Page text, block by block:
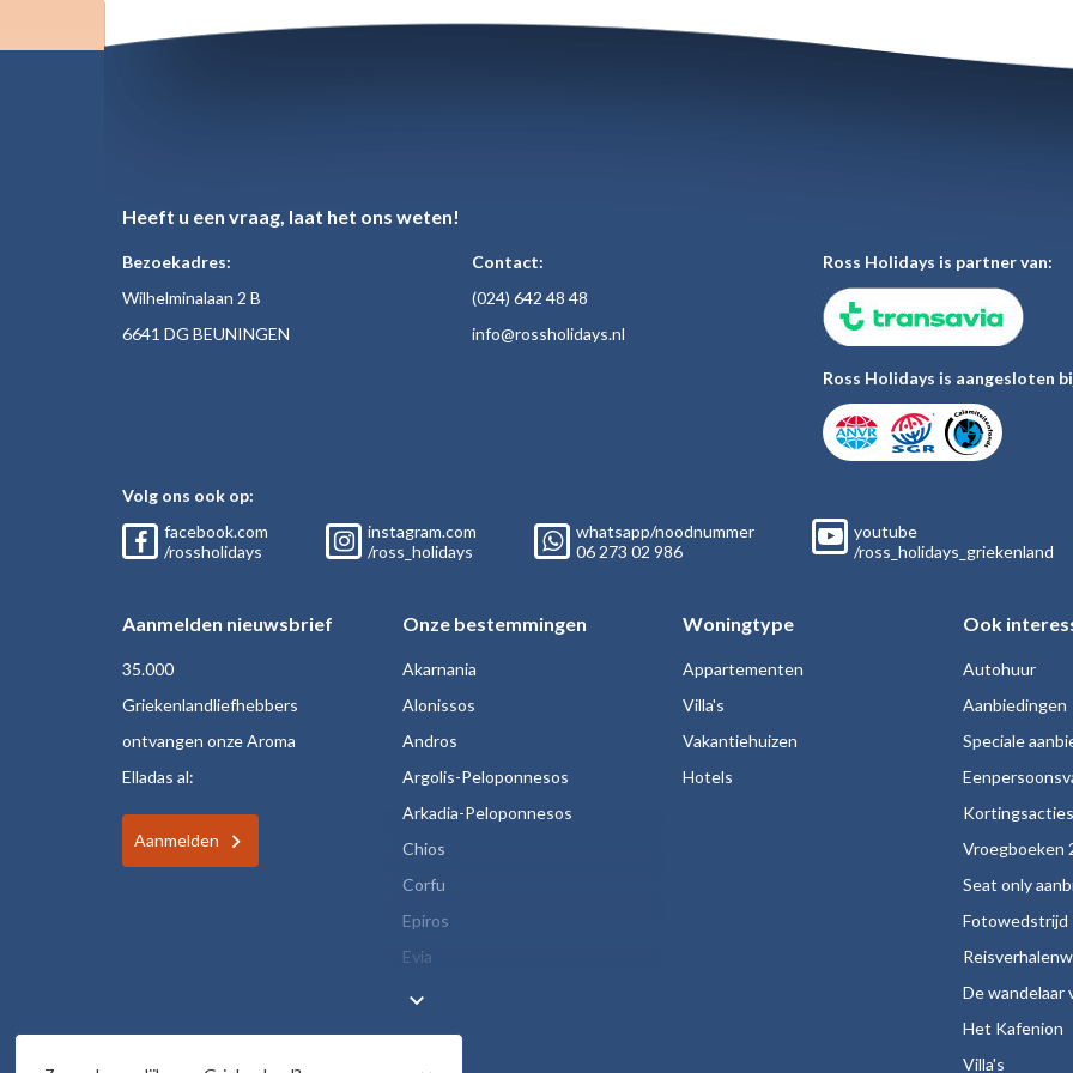
Heeft u een vraag, laat het ons weten!
Bezoekadres:
Wilhelminalaan 2 B
6641 DG BEUNINGEN
Contact:
(024) 642 48 48
info@rossholidays.nl
Ross Holidays is partner van:
Ross Holidays is aangesloten
Volg ons ook op:
facebook.com
/rossholidays
instagram.com
/ross_holidays
whatsapp/noodnummer
06 273 02 986
youtube
/ross_holidays_griekenland
Aanmelden nieuwsbrief
35.000
Griekenlandliefhebbers
ontvangen onze Aroma
Elladas al:
Aanmelden
Onze bestemmingen
Akarnania
Alonissos
Andros
Argolis-Peloponnesos
Arkadia-Peloponnesos
Chios
Corfu
Epiros
Evia
keyboard_arrow_down
Woningtype
Appartementen
Villa's
Vakantiehuizen
Hotels
Ook
Autohuur
Aanbiedingen
Speciale
Kortingsacties
Vroegboeken
Seat only
Fotowedstrijd
De wandelaar
Het Kafenion
Villa's